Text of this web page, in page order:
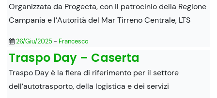
Organizzata da Progecta, con il patrocinio della Regione
Campania e l’Autorità del Mar Tirreno Centrale, LTS
26/Giu/2025- Francesco
Traspo Day – Caserta
Traspo Day è la fiera di riferimento per il settore
dell’autotrasporto, della logistica e dei servizi